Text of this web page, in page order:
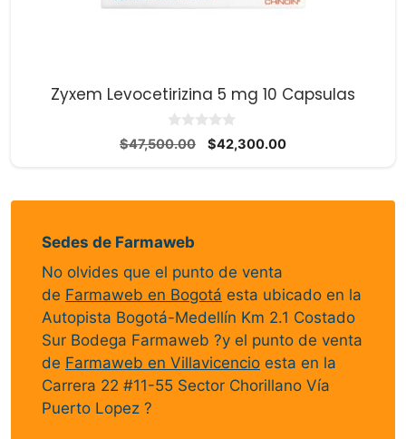
Zyxem Levocetirizina 5 mg 10 Capsulas
0
d
$47,500.00
El
era:
$42,300.00El
es:
Sedes de Farmaweb
No olvides que el punto de venta
de Farmaweb en Bogotá esta ubicado en la
Autopista Bogotá-Medellín Km 2.1 Costado
Sur Bodega Farmaweb ?y el punto de venta
de Farmaweb en Villavicencio esta en la
Carrera 22 #11-55 Sector Chorillano Vía
Puerto Lopez ?